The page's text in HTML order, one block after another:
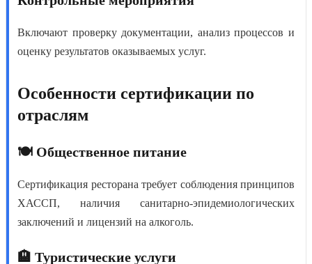
Включают проверку документации, анализ процессов и
оценку результатов оказываемых услуг.
Особенности сертификации по
отраслям
🍽️ Общественное питание
Сертификация ресторана требует соблюдения принципов
ХАССП, наличия санитарно-эпидемиологических
заключений и лицензий на алкоголь.
🏨 Туристические услуги